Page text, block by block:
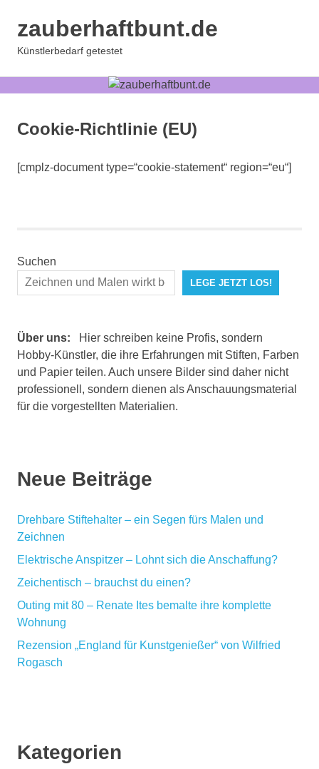
Inhaltzauberhaftbunt.de
Künstlerbedarf getestet
Cookie-Richtlinie (EU)
[cmplz-document type=“cookie-statement“ region=“eu“]
Suchen
LEGE JETZT LOS!
Über uns: Hier schreiben keine Profis, sondern
Hobby-Künstler, die ihre Erfahrungen mit Stiften, Farben
und Papier teilen. Auch unsere Bilder sind daher nicht
professionell, sondern dienen als Anschauungsmaterial
für die vorgestellten Materialien.
Neue Beiträge
Drehbare Stiftehalter – ein Segen fürs Malen und
Zeichnen
Elektrische Anspitzer – Lohnt sich die Anschaffung?
Zeichentisch – brauchst du einen?
Outing mit 80 – Renate Ites bemalte ihre komplette
Wohnung
Rezension „England für Kunstgenießer“ von Wilfried
Rogasch
Kategorien